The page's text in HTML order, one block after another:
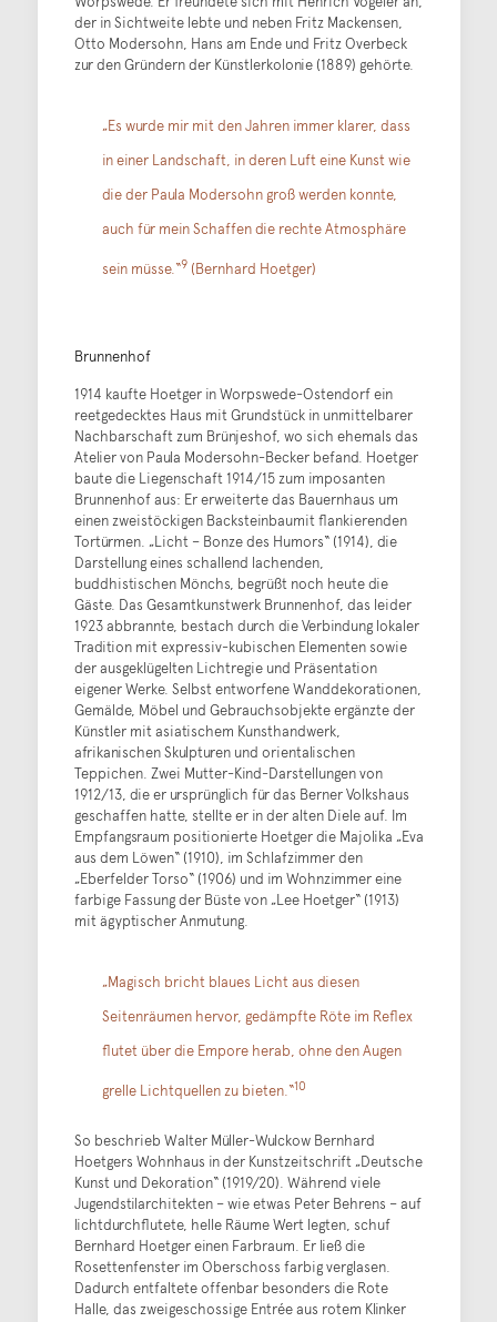
der in Sichtweite lebte und neben Fritz Mackensen,
Otto Modersohn, Hans am Ende und Fritz Overbeck
zur den Gründern der Künstlerkolonie (1889) gehörte.
„Es wurde mir mit den Jahren immer klarer, dass
in einer Landschaft, in deren Luft eine Kunst wie
die der Paula Modersohn groß werden konnte,
auch für mein Schaffen die rechte Atmosphäre
sein müsse.“9(Bernhard Hoetger)
Brunnenhof
1914 kaufte Hoetger in Worpswede-Ostendorf ein
reetgedecktes Haus mit Grundstück in unmittelbarer
Nachbarschaft zum Brünjeshof, wo sich ehemals das
Atelier von Paula Modersohn-Becker befand. Hoetger
baute die Liegenschaft 1914/15 zum imposanten
Brunnenhof aus: Er erweiterte das Bauernhaus um
einen zweistöckigen Backsteinbaumit flankierenden
Tortürmen. „Licht – Bonze des Humors“ (1914), die
Darstellung eines schallend lachenden,
buddhistischen Mönchs, begrüßt noch heute die
Gäste. Das Gesamtkunstwerk Brunnenhof, das leider
1923 abbrannte, bestach durch die Verbindung lokaler
Tradition mit expressiv-kubischen Elementen sowie
der ausgeklügelten Lichtregie und Präsentation
eigener Werke. Selbst entworfene Wanddekorationen,
Gemälde, Möbel und Gebrauchsobjekte ergänzte der
Künstler mit asiatischem Kunsthandwerk,
afrikanischen Skulpturen und orientalischen
Teppichen. Zwei Mutter-Kind-Darstellungen von
1912/13, die er ursprünglich für das Berner Volkshaus
geschaffen hatte, stellte er in der alten Diele auf. Im
Empfangsraum positionierte Hoetger die Majolika „Eva
aus dem Löwen“ (1910), im Schlafzimmer den
„Eberfelder Torso“ (1906) und im Wohnzimmer eine
farbige Fassung der Büste von „Lee Hoetger“ (1913)
mit ägyptischer Anmutung.
„Magisch bricht blaues Licht aus diesen
Seitenräumen hervor, gedämpfte Röte im Reflex
flutet über die Empore herab, ohne den Augen
grelle Lichtquellen zu bieten.“10
So beschrieb Walter Müller-Wulckow Bernhard
Hoetgers Wohnhaus in der Kunstzeitschrift „Deutsche
Kunst und Dekoration“ (1919/20). Während viele
Jugendstilarchitekten – wie etwas Peter Behrens – auf
lichtdurchflutete, helle Räume Wert legten, schuf
Bernhard Hoetger einen Farbraum. Er ließ die
Rosettenfenster im Oberschoss farbig verglasen.
Dadurch entfaltete offenbar besonders die Rote
Halle, das zweigeschossige Entrée aus rotem Klinker